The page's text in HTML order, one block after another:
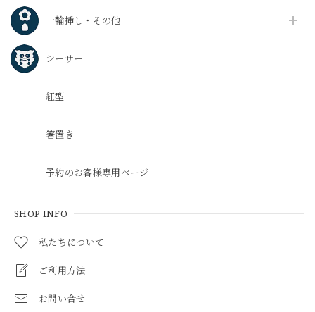
一輪挿し・その他
シーサー
紅型
箸置き
予約のお客様専用ページ
SHOP INFO
私たちについて
ご利用方法
お問い合せ